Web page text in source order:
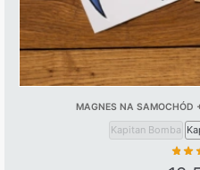
MAGNES NA SAMOCHÓD
Kapitan Bomba